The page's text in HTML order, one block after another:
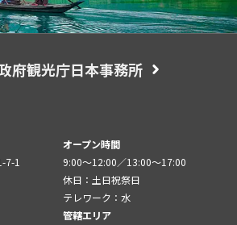
府観光庁日本事務所
7-1
オープン時間
9:00～12:00／13:00～17:00
休日：土日祝祭日
テレワーク：水
管轄エリア